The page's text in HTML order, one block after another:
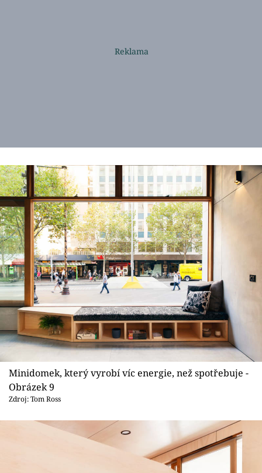
Minidomek, který vyrobí víc energie, než spotřebuje -
Obrázek 9
Zdroj: Tom Ross